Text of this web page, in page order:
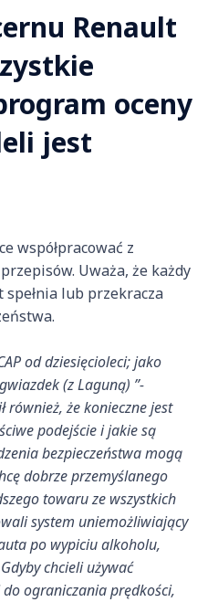
Renault
oceny
jest
współpracować z
Uważa, że każdy
spełnia lub przekracza
od dziesięcioleci; jako
(z Laguną) ”-
również, że konieczne jest
podejście i jakie są
bezpieczeństwa mogą
dobrze przemyślanego
towaru ze wszystkich
system uniemożliwiający
po wypiciu alkoholu,
chcieli używać
ograniczania prędkości,